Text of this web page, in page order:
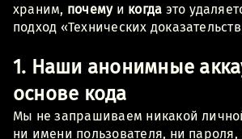
храним, почемуи когда это
подход «Технических
1. Наши анонимные
основе кода
Мы не запрашиваем никакой
ни имени пользователя, ни пароля,